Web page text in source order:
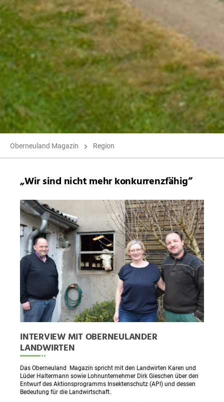
Oberneuland Magazin Region
„Wir sind nicht mehr konkurrenzfähig”
INTERVIEW MIT OBERNEULANDER
LANDWIRTEN
Das Oberneuland Magazin spricht mit den Landwirten Karen und
Lüder Haltermann sowie Lohnunternehmer Dirk Gieschen über den
Entwurf des Aktionsprogramms Insektenschutz (API) und dessen
Bedeutung für die Landwirtschaft.